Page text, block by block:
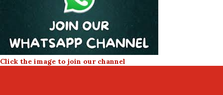
Click the image to join our channel